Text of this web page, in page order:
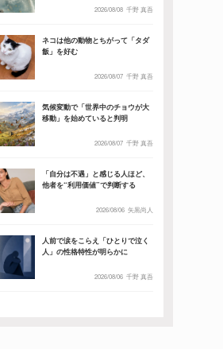
2026/08/08 千野 真吾
ネコは他の動物とちがって「タダ
飯」を好む
2026/08/07 千野 真吾
気候変動で「世界中のチョウが大
移動」を始めていると判明
2026/08/07 千野 真吾
「自分は不遇」と感じる人ほど、
他者を“利用価値”で判断する
2026/08/06 矢黒尚人
人前で涙をこらえ「ひとりで泣く
人」の性格特性が明らかに
2026/08/06 千野 真吾